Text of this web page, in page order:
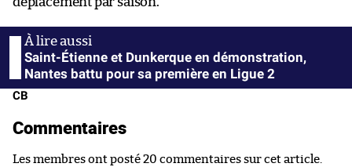
Saint-Étienne et Dunkerque en démonstration,
Nantes battu pour sa première en Ligue 2
CB
Commentaires
Les membres ont posté 20 commentaires sur cet article.